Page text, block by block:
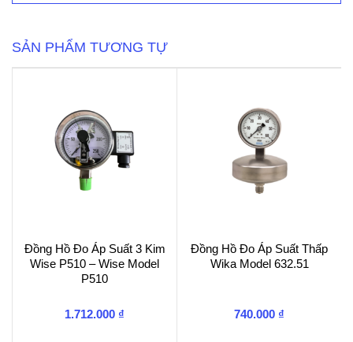
P110(A)
-
UNIJIN
SẢN PHẨM TƯƠNG TỰ
Đồng Hồ Đo Áp Suất 3 Kim
Wise P510 – Wise Model
P510
1.712.000 ₫
Đồng Hồ Đo Áp Suất Thấp
Wika Model 632.51
740.000 ₫